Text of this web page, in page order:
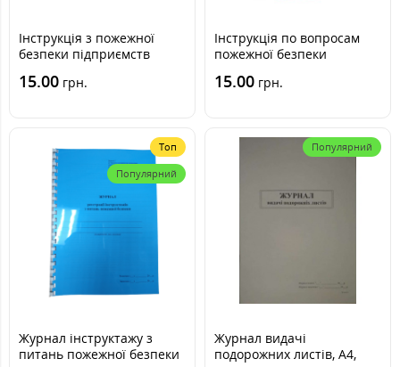
Інструкція з пожежної
безпеки підприємств
15.00 грн.
Інструкція по вопросам
пожежної безпеки
15.00 грн.
Топ
Популярний
Журнал інструктажу з
питань пожежної безпеки
Популярний
Журнал видачі
подорожних листів, А4,